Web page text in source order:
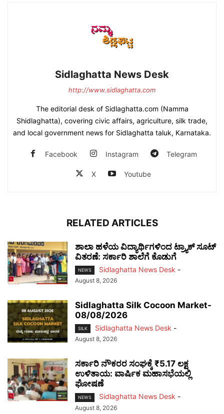
Sidlaghatta News Desk
http://www.sidlaghatta.com
The editorial desk of Sidlaghatta.com (Namma
Shidlaghatta), covering civic affairs, agriculture, silk trade,
and local government news for Sidlaghatta taluk, Karnataka.
Facebook Instagram Telegram
X Youtube
RELATED ARTICLES
ಶಾಲಾ ಹಳೆಯ ವಿದ್ಯಾರ್ಥಿಗಳಿಂದ ಟ್ರ್ಯಾಕ್‌ ಸೂಟ್
ವಿತರಣೆ: ಸರ್ಕಾರಿ ಶಾಲೆಗೆ ಕೊಡುಗೆ
NEWS Sidlaghatta News Desk -
August 8, 2026
Sidlaghatta Silk Cocoon Market-
08/08/2026
SILK Sidlaghatta News Desk -
August 8, 2026
ಸರ್ಕಾರಿ ನೌಕರರ ಸಂಘಕ್ಕೆ ₹5.17 ಲಕ್ಷ
ಉಳಿತಾಯ: ವಾರ್ಷಿಕ ಮಹಾಸಭೆಯಲ್ಲಿ
ಘೋಷಣೆ
NEWS Sidlaghatta News Desk -
August 8, 2026